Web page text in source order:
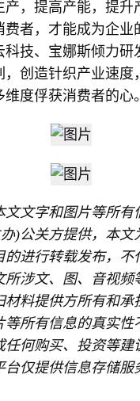
产，提高产能，提升
者，才能成为企业
科技、宝娜斯倾力研
，创造针织产业速度
度俘获消费者的心。
文文字和图片等所
)公关方提供，本文
的进行转载发布，不
所涉文、图、音视频
材料提供方所有和承
等所有信息的真实性
任何购买、投资等建
仅提供信息存储服